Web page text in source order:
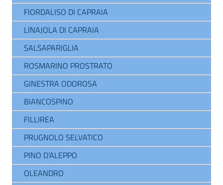
FIORDALISO DI CAPRAIA
LINAJOLA DI CAPRAIA
SALSAPARIGLIA
ROSMARINO PROSTRATO
GINESTRA ODOROSA
BIANCOSPINO
FILLIREA
PRUGNOLO SELVATICO
PINO D’ALEPPO
OLEANDRO